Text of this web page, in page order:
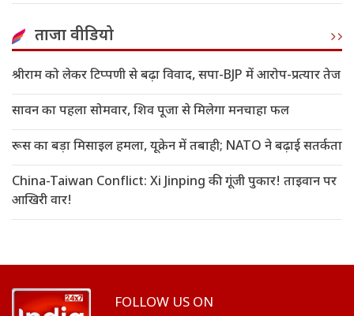
ताजा वीडियो
श्रीराम को लेकर टिप्पणी से बढ़ा विवाद, सपा-BJP में आरोप-प्रत्यार तेज
सावन का पहला सोमवार, शिव पूजा से मिलेगा मनचाहा फल
रूस का बड़ा मिसाइल हमला, यूक्रेन में तबाही; NATO ने बढ़ाई सतर्कता
China-Taiwan Conflict: Xi Jinping की गूंजी पुकार! ताइवान पर
आखिरी वार!
FOLLOW US ON